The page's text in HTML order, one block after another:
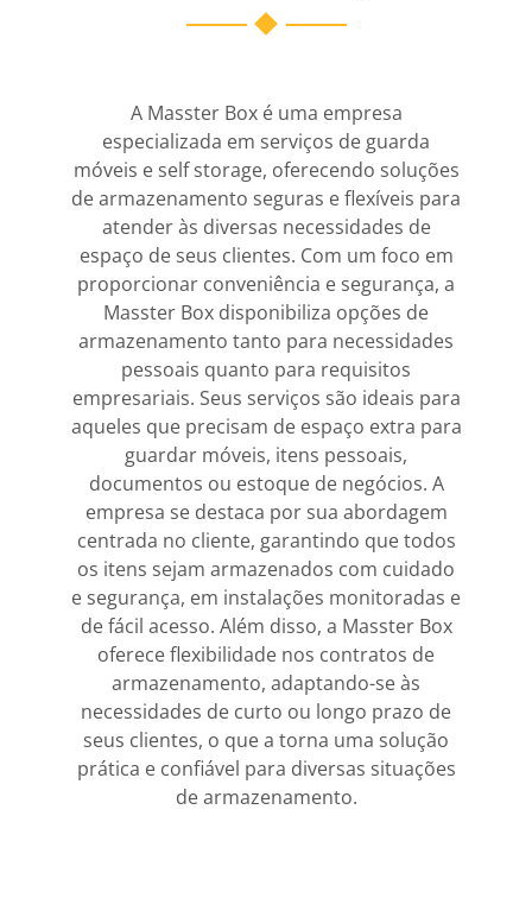
A Masster Box é uma empresa
especializada em serviços de guarda
móveis e self storage, oferecendo soluções
de armazenamento seguras e flexíveis para
atender às diversas necessidades de
espaço de seus clientes. Com um foco em
proporcionar conveniência e segurança, a
Masster Box disponibiliza opções de
armazenamento tanto para necessidades
pessoais quanto para requisitos
empresariais. Seus serviços são ideais para
aqueles que precisam de espaço extra para
guardar móveis, itens pessoais,
documentos ou estoque de negócios. A
empresa se destaca por sua abordagem
centrada no cliente, garantindo que todos
os itens sejam armazenados com cuidado
e segurança, em instalações monitoradas e
de fácil acesso. Além disso, a Masster Box
oferece flexibilidade nos contratos de
armazenamento, adaptando-se às
necessidades de curto ou longo prazo de
seus clientes, o que a torna uma solução
prática e confiável para diversas situações
de armazenamento.